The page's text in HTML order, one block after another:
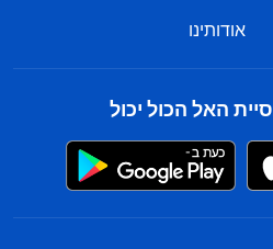
אודותינו
האל הכול יכול